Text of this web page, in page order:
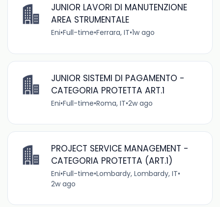
JUNIOR LAVORI DI MANUTENZIONE
AREA STRUMENTALE
Eni•Full-time•Ferrara, IT•1w ago
JUNIOR SISTEMI DI PAGAMENTO -
CATEGORIA PROTETTA ART.1
Eni•Full-time•Roma, IT•2w ago
PROJECT SERVICE MANAGEMENT -
CATEGORIA PROTETTA (ART.1)
Eni•Full-time•Lombardy, Lombardy, IT•
2w ago